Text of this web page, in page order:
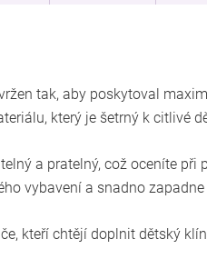
tak, aby poskytoval
který je šetrný k citlivé
a pratelný, což oceníte
vybavení a snadno
kteří chtějí doplnit dětský